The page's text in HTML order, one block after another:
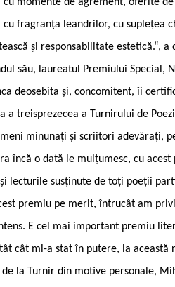
fragranța leandrilor, cu suplețea
și responsabilitate estetică.“, a
său, laureatul Premiului Special,
deosebita și, concomitent, îi
treisprezecea a Turnirului de
minunați și scriitori adevărați,
încă o dată le mulțumesc, cu
lecturile susținute de toți poeții
premiu pe merit, întrucât am
E cel mai important premiu
cât mi-a stat în putere, la această
la Turnir din motive personale,